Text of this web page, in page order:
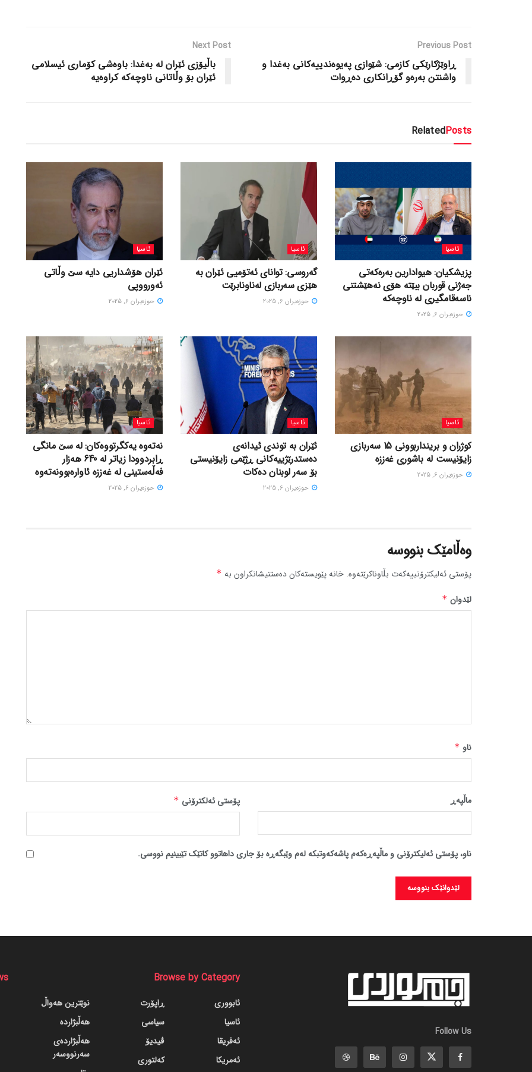
Previous Post
ڕاوێژکارێکی کازمی: شێوازی پەیوەندییەکانی بەغدا و
واشنتن بەرەو گۆڕانکاری دەڕوات
Next Post
باڵیۆزی ئێران لە بەغدا: باوەشی کۆماری ئیسلامی
ئێران بۆ وڵاتانی ناوچەکە کراوەیە
RelatedPosts
ئاسیا
پزیشکیان: هیوادارین بەرەکەتی
جەژنی قوربان ببێتە هۆی نەهێشتنی
ناسەقامگیری لە ناوچەکە
حوزه‌یران 6, 2025
ئاسیا
گەروسی: توانای ئەتۆمیی ئێران بە
هێزی سەربازی لەناونابرێت
حوزه‌یران 6, 2025
ئاسیا
ئێران هۆشداریی دایە سێ وڵاتی
ئەورووپی
حوزه‌یران 6, 2025
ئاسیا
کوژران و برینداربوونی 15 سەربازی
زایۆنیست لە باشوری غەززە
حوزه‌یران 6, 2025
ئاسیا
ئێران بە توندی ئیدانەی
دەستدرێژییەکانی ڕژێمی زایۆنیستی
بۆ سەر لوبنان دەکات
حوزه‌یران 6, 2025
ئاسیا
نەتەوە یەکگرتووەکان: لە سێ مانگی
ڕابردوودا زیاتر لە 640 هەزار
فەڵەستینی لە غەززە ئاوارەبوونەتەوە
حوزه‌یران 6, 2025
وەڵامێک بنووسە
پۆستی ئەلیکترۆنییەکەت بڵاوناکرێتەوە. خانە پێویستەکان دەستنیشانکراون بە *
لێدوان *
ناو *
پۆستی ئەلکترۆنی * ماڵپه‌ڕ
ناو، پۆستی ئەلیکترۆنی و ماڵپەڕەکەم پاشەکەوتبکە لەم وێبگەڕە بۆ جاری داهاتوو کاتێک تێبینیم نووسی.
Follow Us
Browse by Category
ئابووری
ئاسیا
ئەفریقا
ئەمریکا
ڕاپۆرت
سیاسی
ڤیدیۆ
کەلتوری
نوێترین هەواڵ
هەڵبژاردە
هەڵبژاردەی
سەرنووسەر